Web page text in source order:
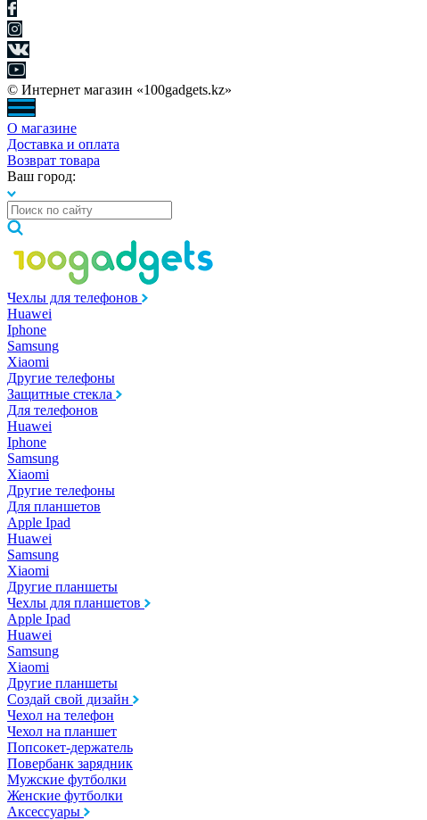
© Интернет магазин «100gadgets.kz»
О магазине
Доставка и оплата
Возврат товара
Ваш город:
Чехлы для телефонов
Huawei
Iphone
Samsung
Xiaomi
Другие телефоны
Защитные стекла
Для телефонов
Huawei
Iphone
Samsung
Xiaomi
Другие телефоны
Для планшетов
Apple Ipad
Huawei
Samsung
Xiaomi
Другие планшеты
Чехлы для планшетов
Apple Ipad
Huawei
Samsung
Xiaomi
Другие планшеты
Создай свой дизайн
Чехол на телефон
Чехол на планшет
Попсокет-держатель
Повербанк зарядник
Мужские футболки
Женские футболки
Аксессуары